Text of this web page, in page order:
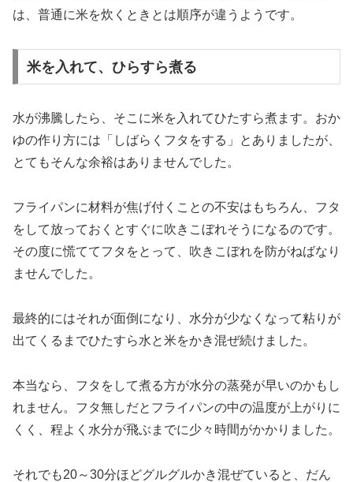
は、普通に米を炊くときとは順序が違うようです。
米を入れて、ひらすら煮る
水が沸騰したら、そこに米を入れてひたすら煮ます。おか
ゆの作り方には「しばらくフタをする」とありましたが、
とてもそんな余裕はありませんでした。
フライパンに材料が焦げ付くことの不安はもちろん、フタ
をして放っておくとすぐに吹きこぼれそうになるのです。
その度に慌ててフタをとって、吹きこぼれを防がねばなり
ませんでした。
最終的にはそれが面倒になり、水分が少なくなって粘りが
出てくるまでひたすら水と米をかき混ぜ続けました。
本当なら、フタをして煮る方が水分の蒸発が早いのかもし
れません。フタ無しだとフライパンの中の温度が上がりに
くく、程よく水分が飛ぶまでに少々時間がかかりました。
それでも20～30分ほどグルグルかき混ぜていると、だん